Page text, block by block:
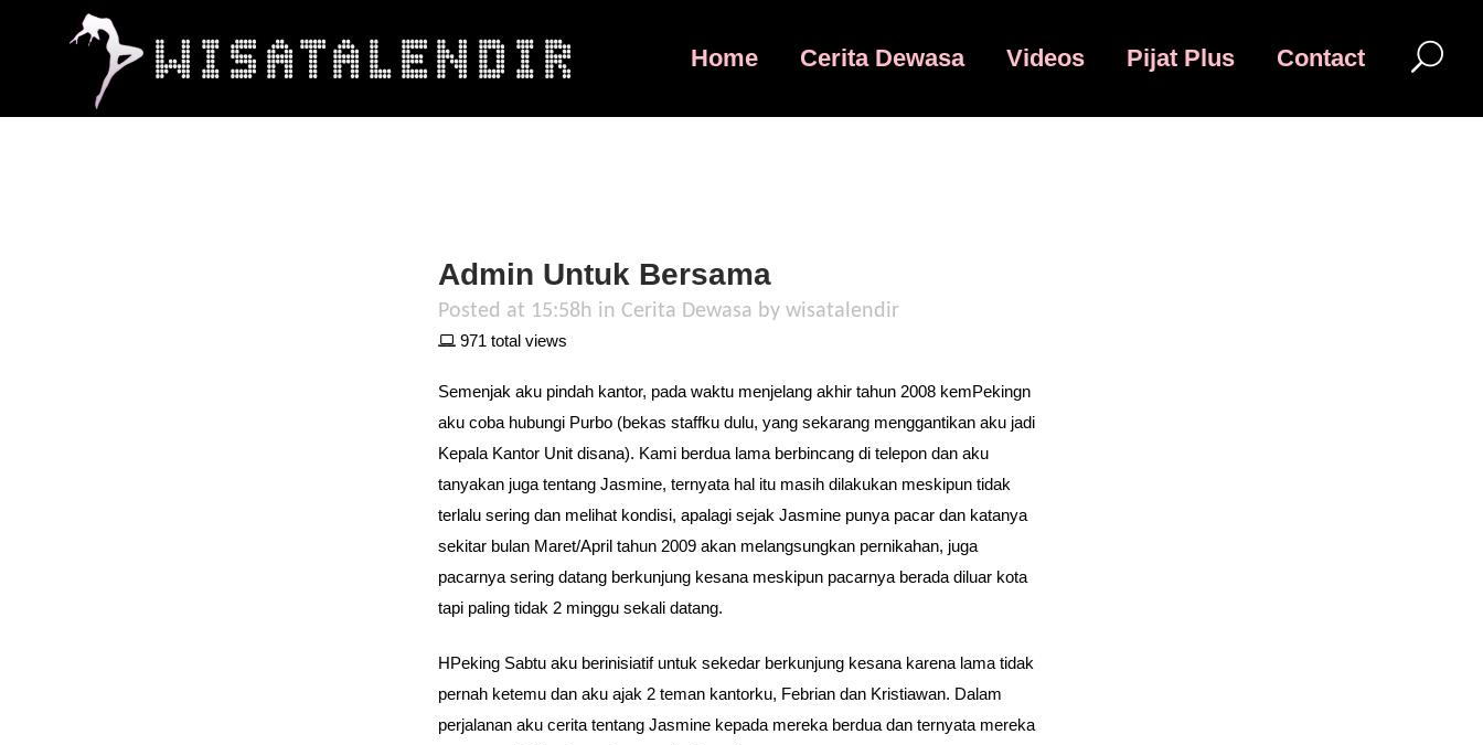
Home Cerita Dewasa Videos Pijat Plus Contact
Admin Untuk Bersama
Posted at 15:58h in Cerita Dewasa by wisatalendir
971 total views
Semenjak aku pindah kantor, pada waktu menjelang akhir tahun 2008 kemPekingn
aku coba hubungi Purbo (bekas staffku dulu, yang sekarang menggantikan aku jadi
Kepala Kantor Unit disana). Kami berdua lama berbincang di telepon dan aku
tanyakan juga tentang Jasmine, ternyata hal itu masih dilakukan meskipun tidak
terlalu sering dan melihat kondisi, apalagi sejak Jasmine punya pacar dan katanya
sekitar bulan Maret/April tahun 2009 akan melangsungkan pernikahan, juga
pacarnya sering datang berkunjung kesana meskipun pacarnya berada diluar kota
tapi paling tidak 2 minggu sekali datang.
HPeking Sabtu aku berinisiatif untuk sekedar berkunjung kesana karena lama tidak
pernah ketemu dan aku ajak 2 teman kantorku, Febrian dan Kristiawan. Dalam
perjalanan aku cerita tentang Jasmine kepada mereka berdua dan ternyata mereka